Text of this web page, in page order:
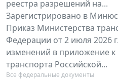
реестра разрешений на...
Зарегистрировано в
Приказ Министерства
Федерации от 2 июля 2026
изменений в приложение к
транспорта Российской...
Все федеральные документы